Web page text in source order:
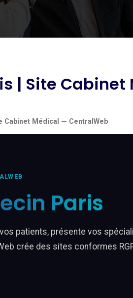
| Site
Cabinet Médical — CentralWeb
Paris
patients, présente vos
crée des sites conformes